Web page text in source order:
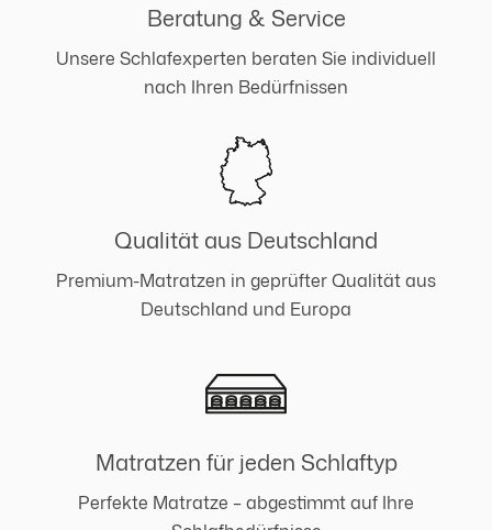
Beratung & Service
Unsere Schlafexperten beraten Sie individuell
nach Ihren Bedürfnissen
Qualität aus Deutschland
Premium-Matratzen in geprüfter Qualität aus
Deutschland und Europa
Matratzen für jeden Schlaftyp
Perfekte Matratze – abgestimmt auf Ihre